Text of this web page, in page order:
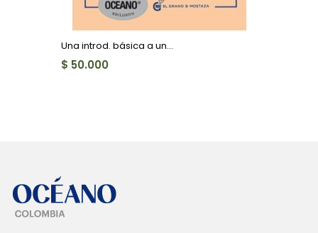
Una introd. básica a un...
$ 50.000